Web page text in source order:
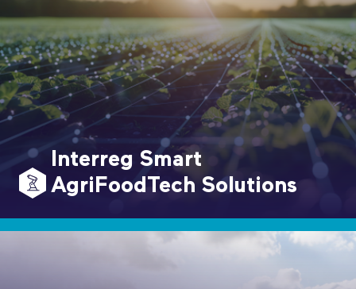
Interreg Smart
AgriFoodTech Solutions